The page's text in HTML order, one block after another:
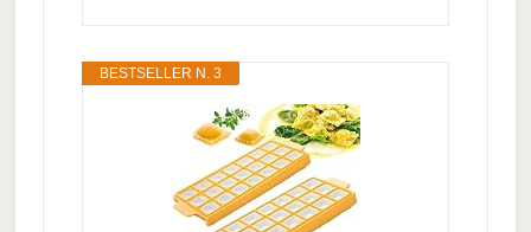
BESTSELLER N. 3